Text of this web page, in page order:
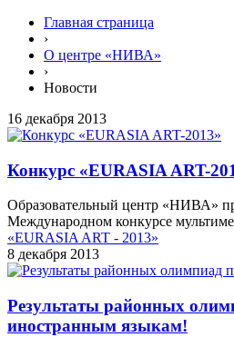
Главная страница
›
О центре «НИВА»
›
Новости
16 декабря 2013
Конкурс «EURASIA ART-
Образовательный центр «НИВА»
Международном конкурсе
«EURASIA ART - 2013»
8 декабря 2013
Результаты районных
иностранным языкам!